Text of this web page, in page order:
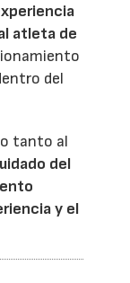
atleta de
del
tanto al
del
y el